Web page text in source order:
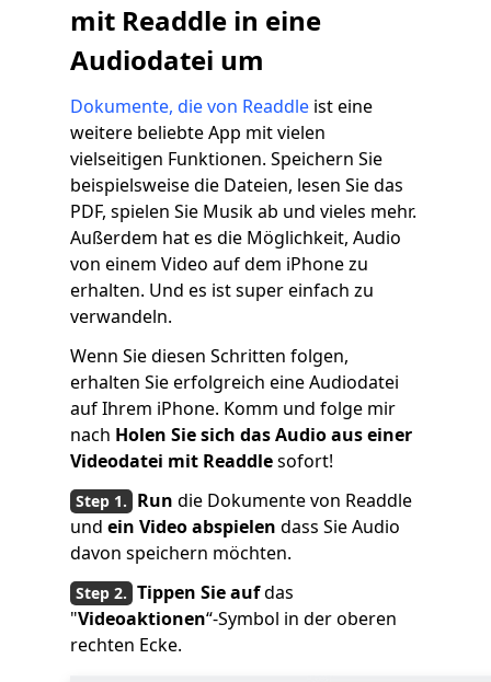
mit Readdle in eine
Audiodatei um
Dokumente, die von Readdle ist eine
weitere beliebte App mit vielen
vielseitigen Funktionen. Speichern Sie
beispielsweise die Dateien, lesen Sie das
PDF, spielen Sie Musik ab und vieles mehr.
Außerdem hat es die Möglichkeit, Audio
von einem Video auf dem iPhone zu
erhalten. Und es ist super einfach zu
verwandeln.
Wenn Sie diesen Schritten folgen,
erhalten Sie erfolgreich eine Audiodatei
auf Ihrem iPhone. Komm und folge mir
nach Holen Sie sich das Audio aus einer
Videodatei mit Readdlesofort!
Run die Dokumente von Readdle
und ein Video abspielen dass Sie Audio
davon speichern möchten.
Tippen Sie aufdas
"Videoaktionen“-Symbol in der oberen
rechten Ecke.